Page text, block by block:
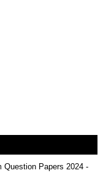
Question Papers 2024 -